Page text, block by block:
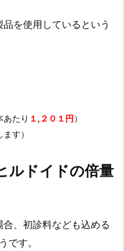
を使用しているという
あたり １,２０１円）
す）
ルドイドの倍量
、初診料なども込める
です。